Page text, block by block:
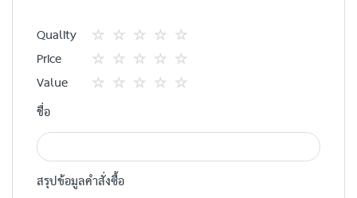
Quality
1
star
2
ดาว
3
ดาว
4
ดาว
5
ดาว
Price
1
2
3
4
5
Value
ชื่อ
สรุปข้อมูลคำสั่งซื้อ